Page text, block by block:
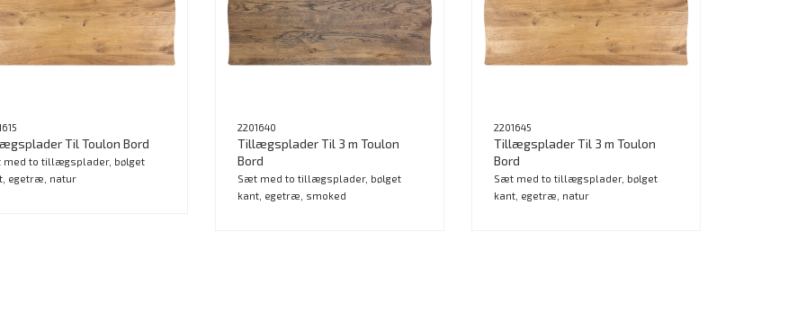
Til Toulon Bord
med to tillægsplader, bølget
egetræ, natur
2201640
Tillægsplader Til 3 m Toulon
Bord
Sæt med to tillægsplader, bølget
kant, egetræ, smoked
2201645
Tillægsplader Til 3 m Toulon
Bord
Sæt med to tillægsplader, bølget
kant, egetræ, natur